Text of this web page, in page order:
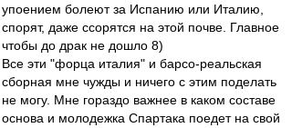
упоением болеют за Испанию или Италию,
спорят, даже ссорятся на этой почве. Главное
чтобы до драк не дошло 8)
Все эти "форца италия" и барсо-реальская
сборная мне чужды и ничего с этим поделать
не могу. Мне гораздо важнее в каком составе
основа и молодежка Спартака поедет на свой